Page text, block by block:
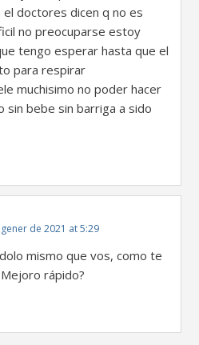
doctores dicen q no es
no preocuparse estoy
tengo esperar hasta que el
para respirar
muchisimo no poder hacer
sin bebe sin barriga a sido
de 2021 at 5:29
mismo que vos, como te
rápido?